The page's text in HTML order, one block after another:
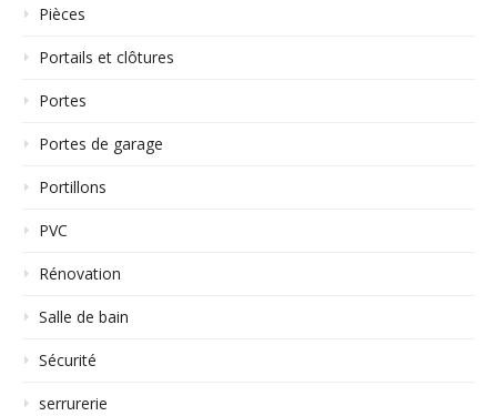
Pièces
Portails et clôtures
Portes
Portes de garage
Portillons
PVC
Rénovation
Salle de bain
Sécurité
serrurerie